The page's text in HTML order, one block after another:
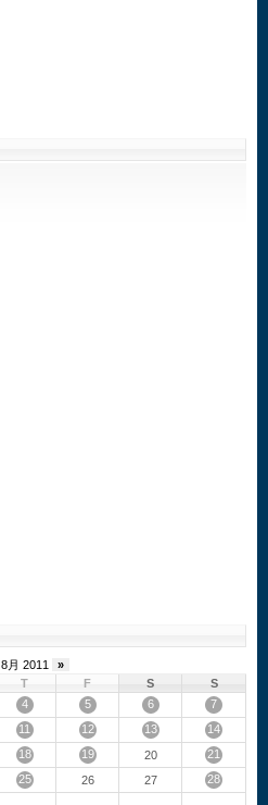
8月 2011
»
T F S
S
4 5 6
7
11 12 13
14
18 19 20
21
25 26 27
28